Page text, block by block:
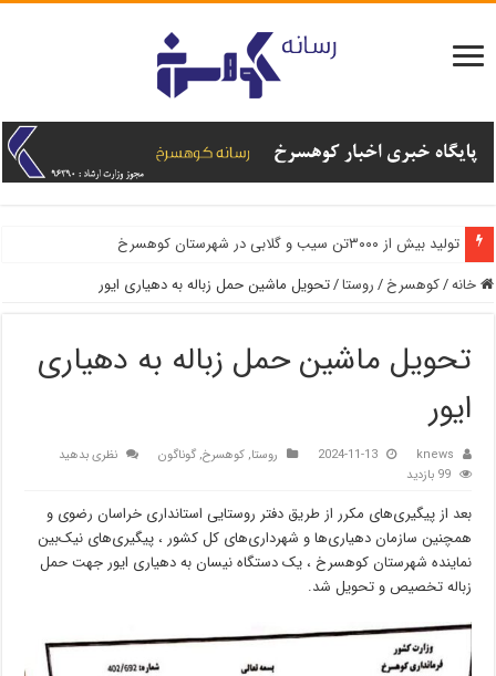
تولید بیش از ۳۰۰۰تن سیب و گلابی در شهرستان کوهسرخ
خانه/کوهسرخ /روستا/تحویل ماشین حمل زباله به دهیاری ایور
تحویل ماشین حمل زباله به دهیاری
ایور
knews
2024-11-13 روستا,کوهسرخ,گوناگون
نظری بدهید
99 بازدید
بعد از پیگیری‌های مکرر از طریق دفتر روستایی استانداری خراسان رضوی و
همچنین سازمان دهیاری‌ها و شهرداری‌های کل کشور ، پیگیری‌های نیک‌بین
نماینده شهرستان کوهسرخ ، یک دستگاه نیسان به دهیاری ایور جهت حمل
زباله تخصیص و تحویل شد.